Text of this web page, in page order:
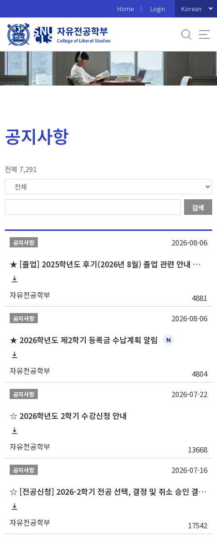
로
메
Home Login Korean
공지사항
전체 7,291
검색
공지사항
★ [졸업] 2025학년도 후기(2026년 8월) 졸업 관련 안내 및 확정자 명단 공지
자유전공학부 4881
2026-08-06
공지사항
★ 2026학년도 제2학기 등록금 수납계획 알림
자유전공학부 4804
2026-08-06
공지사항
☆ 2026학년도 2학기 수강신청 안내
자유전공학부 13668
2026-07-22
공지사항
☆ [전공신청] 2026-2학기 전공 선택, 결정 및 취소 승인 결과 알림(심화전공 포함)
자유전공학부 17542
2026-07-16